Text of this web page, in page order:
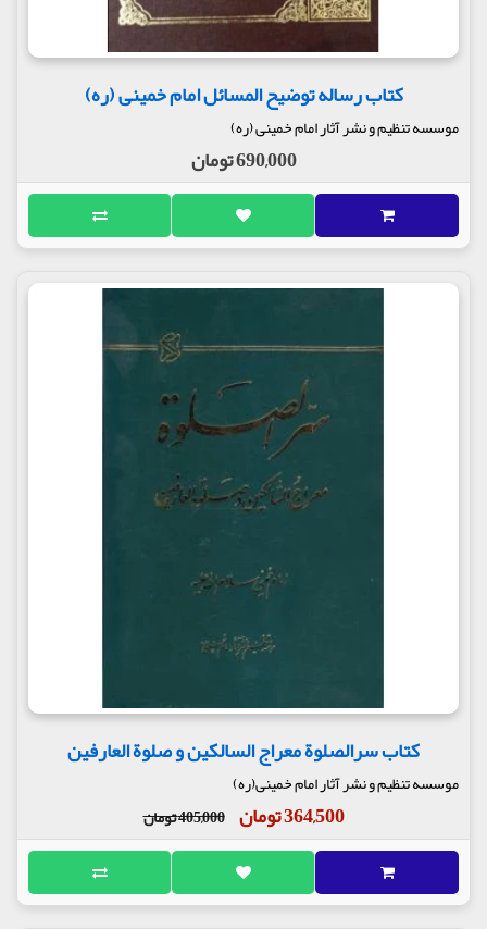
کتاب رساله توضیح المسائل امام خمینی (ره)
موسسه تنظیم و نشر آثار امام خمینی (ره)
690,000 تومان
کتاب سرالصلوة معراج السالکین و صلوة العارفین
موسسه تنظیم و نشر آثار امام خمینی(ره)
364,500 تومان 405,000 تومان